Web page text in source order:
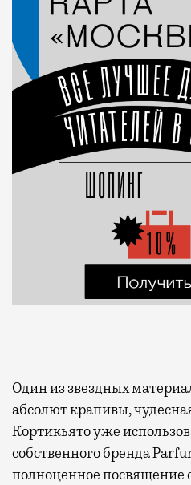
Один из звездных
абсолют крапивы,
Кортикьято уже
собственного бренда
полноценное посвящение